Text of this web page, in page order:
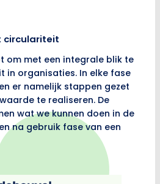
circulariteit
om met een integrale blik te
in organisaties. In elke fase
er namelijk stappen gezet
te realiseren. De
wat we kunnen doen in de
na gebruik fase van een